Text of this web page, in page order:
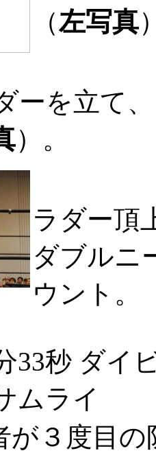
（左写真
ーを立て
）。
ラダー頂
ダブルニ
ウント。
33秒 ダイ
ムライ
が３度目の